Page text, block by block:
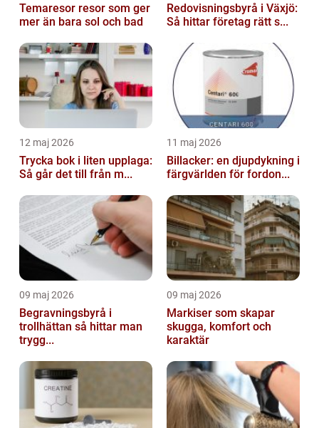
Temaresor resor som ger
mer än bara sol och bad
Redovisningsbyrå i Växjö:
Så hittar företag rätt s...
12 maj 2026
Trycka bok i liten upplaga:
Så går det till från m...
11 maj 2026
Billacker: en djupdykning i
färgvärlden för fordon...
09 maj 2026
Begravningsbyrå i
trollhättan så hittar man
trygg...
09 maj 2026
Markiser som skapar
skugga, komfort och
karaktär